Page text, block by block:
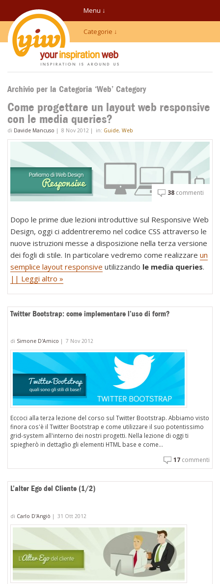
Menu ↓
Categorie ↓
Archivio per la Categoria ‘Web’ Category
Come progettare un layout web responsive
con le media queries?
di Davide Mancuso | 8 Nov 2012 | in: Guide, Web
38 commenti
Dopo le prime due lezioni introduttive sul Responsive Web
Design, oggi ci addentreremo nel codice CSS attraverso le
nuove istruzioni messe a disposizione nella terza versione
dei fogli di stile. In particolare vedremo come realizzare un
semplice layout responsive utilizzando le media queries.
|| Leggi altro »
Twitter Bootstrap: come implementare l’uso di form?
di Simone D'Amico | 7 Nov 2012
Eccoci alla terza lezione del corso sul Twitter Bootstrap. Abbiamo visto
finora cos'è il Twitter Bootstrap e come utilizzare il suo potentissimo
grid-system all'interno dei nostri progetti. Nella lezione di oggi ti
spiegherò in dettaglio gli elementi HTML base e come...
17 commenti
L’alter Ego del Cliente (1/2)
di Carlo D'Angiò | 31 Ott 2012